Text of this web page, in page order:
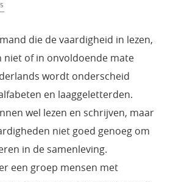
die de vaardigheid in lezen,
niet of in onvoldoende mate
wordt onderscheid
en laaggeletterden.
wel lezen en schrijven, maar
niet goed genoeg om
in de samenleving.
een groep mensen met